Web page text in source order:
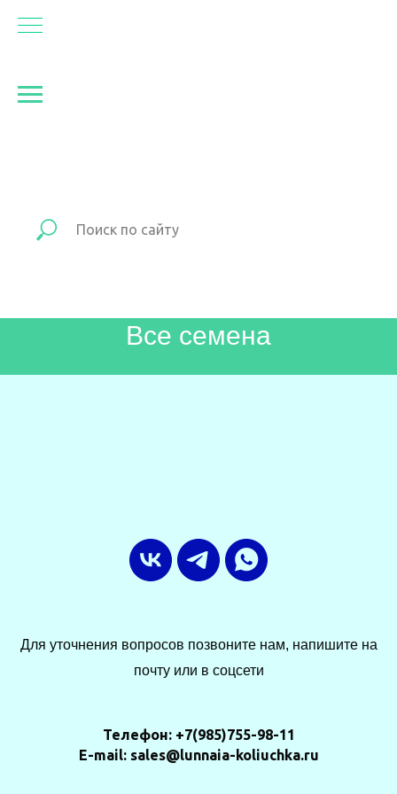
Все семена
Для уточнения вопросов позвоните нам, напишите на
почту или в соцсети
Телефон: +7(985)755-98-11
E-mail: sales@lunnaia-koliuchka.ru